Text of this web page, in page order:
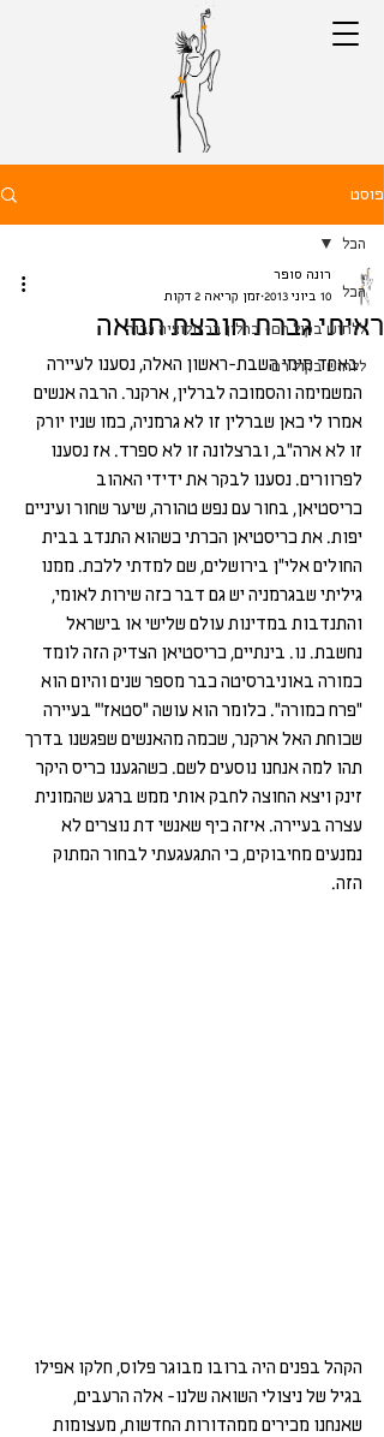
פוסט
הכל
ללחוש בקול רם- ברלין ברזולוציה גבוה
ללחוש בקול רם
הכל
ראיתי גברת חובצת חמאה
רונה סופר
10 ביוני 2013
זמן קריאה 2 דקות
באחד מימי השבת-ראשון האלה, נסענו לעיירה
המשמימה והסמוכה לברלין, ארקנר. הרבה אנשים
אמרו לי כאן שברלין זו לא גרמניה, כמו שניו יורק
זו לא ארה"ב, וברצלונה זו לא ספרד. אז נסענו
לפרוורים. נסענו לבקר את ידידי האהוב
כריסטיאן, בחור עם נפש טהורה, שיער שחור ועיניים
יפות. את כריסטיאן הכרתי כשהוא התנדב בבית
החולים אלי"ן בירושלים, שם למדתי ללכת. ממנו
גיליתי שבגרמניה יש גם דבר כזה שירות לאומי,
והתנדבות במדינות עולם שלישי או בישראל
נחשבת. נו. בינתיים, כריסטיאן הצדיק הזה לומד
כמורה באוניברסיטה כבר מספר שנים והיום הוא
"פרח כמורה". כלומר הוא עושה "סטאז'" בעיירה
שכוחת האל ארקנר, שכמה מהאנשים שפגשנו בדרך
תהו למה אנחנו נוסעים לשם. כשהגענו כריס היקר
זינק ויצא החוצה לחבק אותי ממש ברגע שהמונית
עצרה בעיירה. איזה כיף שאנשי דת נוצרים לא
נמנעים מחיבוקים, כי התגעגעתי לבחור המתוק
הזה.
הקהל בפנים היה ברובו מבוגר פלוס, חלקו אפילו
בגיל של ניצולי השואה שלנו- אלה הרעבים,
שאנחנו מכירים ממהדורות החדשות, מעצומות